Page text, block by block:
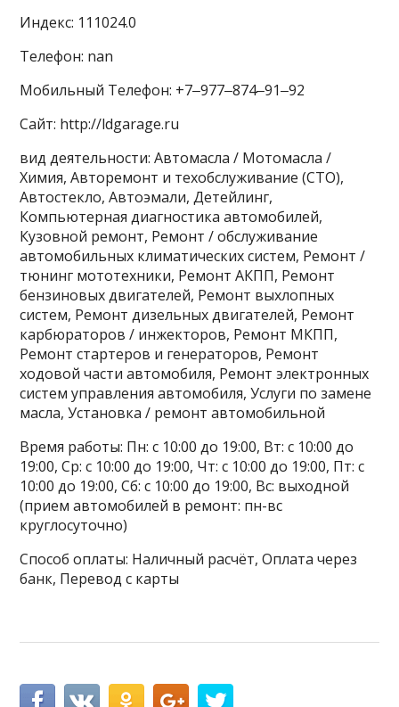
Индекс: 111024.0
Телефон: nan
Мобильный Телефон: +7‒977‒874‒91‒92
Сайт: http://ldgarage.ru
вид деятельности: Автомасла / Мотомасла /
Химия, Авторемонт и техобслуживание (СТО),
Автостекло, Автоэмали, Детейлинг,
Компьютерная диагностика автомобилей,
Кузовной ремонт, Ремонт / обслуживание
автомобильных климатических систем, Ремонт /
тюнинг мототехники, Ремонт АКПП, Ремонт
бензиновых двигателей, Ремонт выхлопных
систем, Ремонт дизельных двигателей, Ремонт
карбюраторов / инжекторов, Ремонт МКПП,
Ремонт стартеров и генераторов, Ремонт
ходовой части автомобиля, Ремонт электронных
систем управления автомобиля, Услуги по замене
масла, Установка / ремонт автомобильной
Время работы: Пн: с 10:00 до 19:00, Вт: с 10:00 до
19:00, Ср: с 10:00 до 19:00, Чт: с 10:00 до 19:00, Пт: с
10:00 до 19:00, Сб: с 10:00 до 19:00, Вс: выходной
(прием автомобилей в ремонт: пн-вс
круглосуточно)
Способ оплаты: Наличный расчёт, Оплата через
банк, Перевод с карты